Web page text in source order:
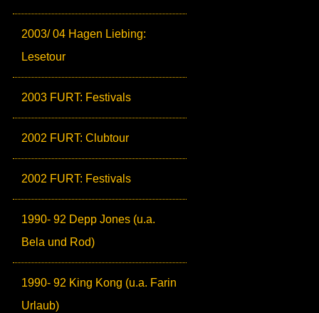
2003/ 04 Hagen Liebing:
Lesetour
2003 FURT: Festivals
2002 FURT: Clubtour
2002 FURT: Festivals
1990- 92 Depp Jones (u.a.
Bela und Rod)
1990- 92 King Kong (u.a. Farin
Urlaub)